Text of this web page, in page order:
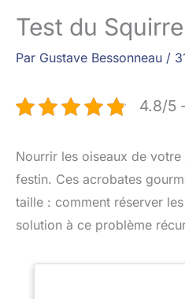
Test du
Par Gustave Bessonneau /
4.8/5
Nourrir les oiseaux de
festin. Ces acrobates
taille : comment réserver
solution à ce problème